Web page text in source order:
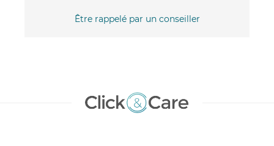
Être rappelé par un conseiller